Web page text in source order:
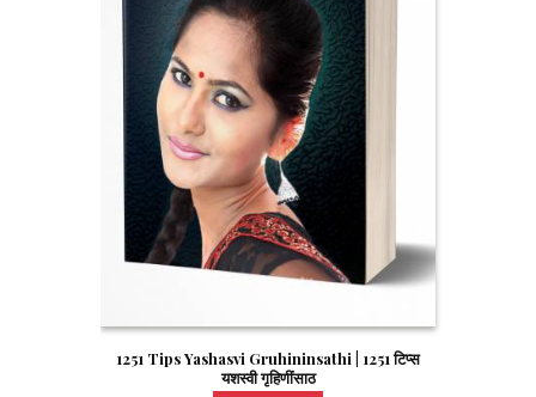
1251 Tips Yashasvi Gruhininsathi | 1251 टिप्स
यशस्वी गृहिणींसाठ